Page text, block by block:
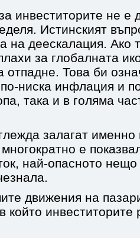
инвеститорите не е
Истинският
на деескалация. Ако
за глобалната
отпадне. Това би
ниска инфлация и
така и в голяма
залагат
е
най-опасното
движения на
който инвеститорите